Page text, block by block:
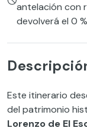
antelación con
devolverá el 0
Este itinerario
del patrimonio
Lorenzo de El